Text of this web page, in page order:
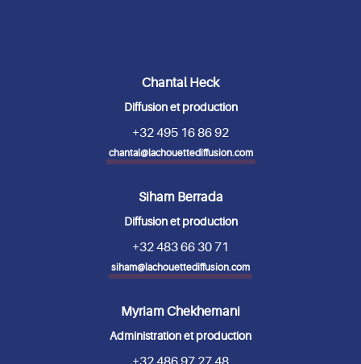
Chantal Heck
Diffusion et production
+32 495 16 86 92
chantal@lachouettediffusion.com
Siham Berrada
Diffusion et production
+32 483 66 30 71
siham@lachouettediffusion.com
Myriam Chekhemani
Administration et production